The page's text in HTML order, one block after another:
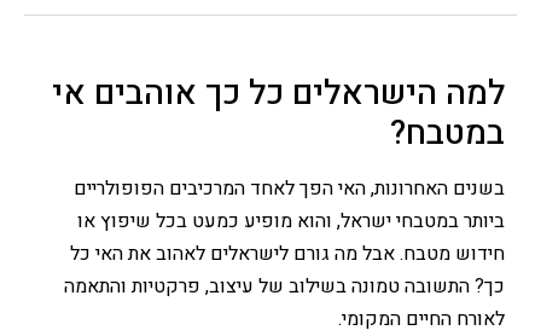
הישראלים כל כך אוהבים אי
האחרונות, האי הפך לאחד המרכיבים הפופולריים
במטבחי ישראל, והוא מופיע כמעט בכל שיפוץ או
מטבח. אבל מה גורם לישראלים לאהוב את האי כל
טמונה בשילוב של עיצוב, פרקטיות והתאמה
החיים המקומי.